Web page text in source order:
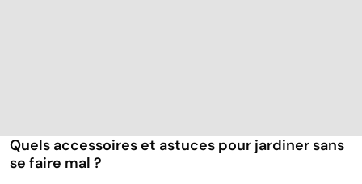
Quels accessoires et astuces pour jardiner sans
se faire mal ?